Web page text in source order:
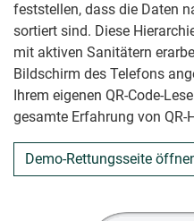
feststellen, dass die Daten
sortiert sind. Diese
mit aktiven Sanitätern
Bildschirm des Telefons
Ihrem eigenen QR-Code-
gesamte Erfahrung von QR-
Demo-Rettungsseite